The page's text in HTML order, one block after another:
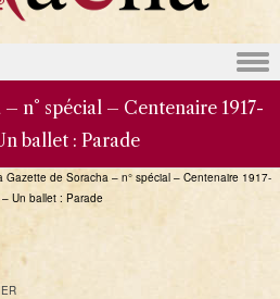
n° spécial – Centenaire 1917-
ballet : Parade
Gazette de Soracha – n° spécial – Centenaire 1917-
Un ballet : Parade